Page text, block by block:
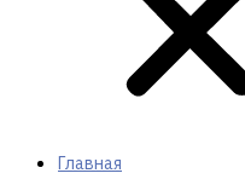
Главная